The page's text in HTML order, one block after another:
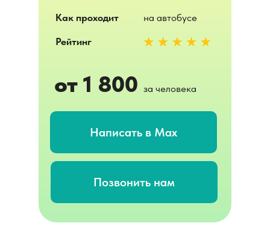
Как проходит
на автобусе
Рейтинг
от 1 800 за человека
Написать в Max
Позвонить нам